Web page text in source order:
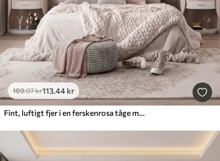
189.07kr113.44 kr
Fint, luftigt fjer i en ferskenrosa tåge med glans